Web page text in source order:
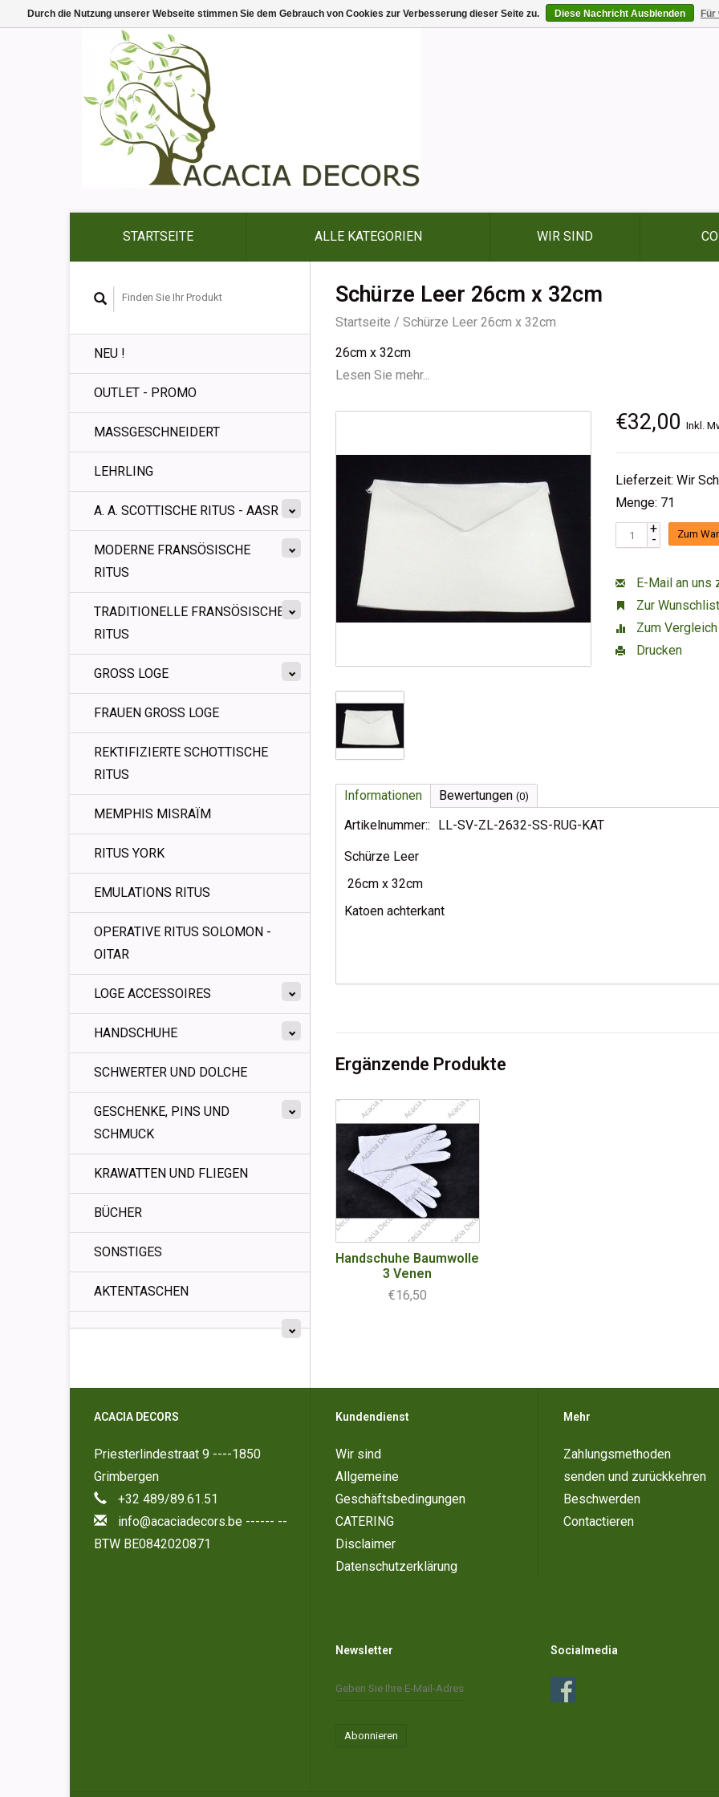
STARTSEITE ALLE KATEGORIEN WIR SIND
NEU !
OUTLET - PROMO
MASSGESCHNEIDERT
LEHRLING
A. A. SCOTTISCHE RITUS - AASR
MODERNE FRANSÖSISCHE
RITUS
TRADITIONELLE FRANSÖSISCHE
RITUS
GROSS LOGE
FRAUEN GROSS LOGE
REKTIFIZIERTE SCHOTTISCHE
RITUS
MEMPHIS MISRAÏM
RITUS YORK
EMULATIONS RITUS
OPERATIVE RITUS SOLOMON -
OITAR
LOGE ACCESSOIRES
HANDSCHUHE
SCHWERTER UND DOLCHE
GESCHENKE, PINS UND
SCHMUCK
KRAWATTEN UND FLIEGEN
BÜCHER
SONSTIGES
AKTENTASCHEN
Schürze Leer 26cm x 32cm
Startseite / Schürze Leer 26cm x 32cm
26cm x 32cm
Lesen Sie mehr...
€32,00Inkl.
Lieferzeit: Wir
Menge: 71
+
- Zum
E-Mail an uns
Zur
Zum
Drucken
Informationen Bewertungen (0)
Artikelnummer:: LL-SV-ZL-2632-SS-RUG-KAT
Schürze Leer
26cm x 32cm
Katoen achterkant
Ergänzende Produkte
Handschuhe Baumwolle
3 Venen
€16,50
ACACIA DECORS
Priesterlindestraat 9 ----1850
Grimbergen
+32 489/89.61.51
info@acaciadecors.be ------ --
BTW BE0842020871
Kundendienst
Wir sind
Allgemeine
Geschäftsbedingungen
CATERING
Disclaimer
Datenschutzerklärung
Mehr
Zahlungsmethoden
senden und zurückkehren
Beschwerden
Contactieren
Newsletter
Abonnieren
Socialmedia
Durch die Nutzung unserer Webseite stimmen Sie dem Gebrauch von Cookies zur Verbesserung dieser Seite zu. Diese Nachricht Ausblenden